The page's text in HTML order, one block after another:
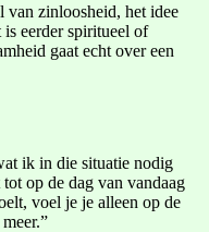
van zinloosheid, het idee
eerder spiritueel of
gaat echt over een
ik in die situatie nodig
op de dag van vandaag
voel je je alleen op de